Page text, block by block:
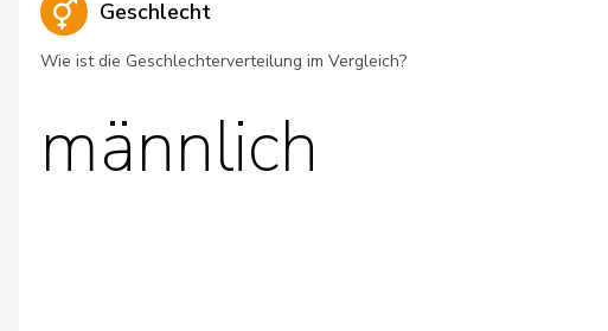
Geschlecht
Wie ist die Geschlechterverteilung im Vergleich?
männlich